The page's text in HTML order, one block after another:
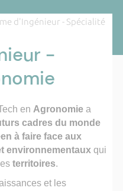
d'Ingénieur - Spécialité
-
en Agronomiea
cadres du monde
à faire face aux
environnementauxqui
territoires.
et les